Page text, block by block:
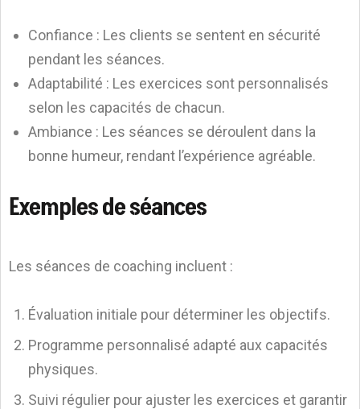
Confiance : Les clients se sentent en sécurité
pendant les séances.
Adaptabilité : Les exercices sont personnalisés
selon les capacités de chacun.
Ambiance : Les séances se déroulent dans la
bonne humeur, rendant l’expérience agréable.
Exemples de séances
Les séances de coaching incluent :
Évaluation initiale pour déterminer les objectifs.
Programme personnalisé adapté aux capacités
physiques.
Suivi régulier pour ajuster les exercices et garantir